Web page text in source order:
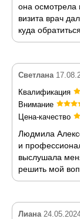
она осмотрела
визита врач
куда
Светлана
Квалификация
Внимание
Цена-качество
Людмила
и
выслушала
решить мой
Лиана